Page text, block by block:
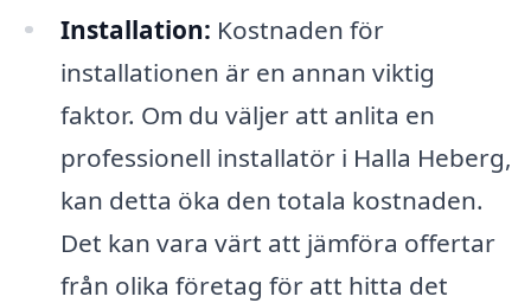
Installation: Kostnaden för
installationen är en annan viktig
faktor. Om du väljer att anlita en
professionell installatör i Halla Heberg,
kan detta öka den totala kostnaden.
Det kan vara värt att jämföra offertar
från olika företag för att hitta det